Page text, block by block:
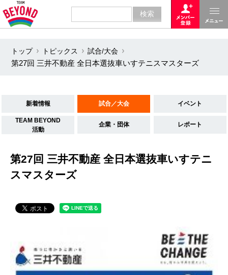
トップ トピックス
試合/大会
第27回 三井不動産 全日本選抜車いすテニスマスターズ
新着情報 試合／大会 イベント
TEAM BEYOND
活動
企業・団体 レポート
第27回 三井不動産 全日本選抜車いすテニ
スマスターズ